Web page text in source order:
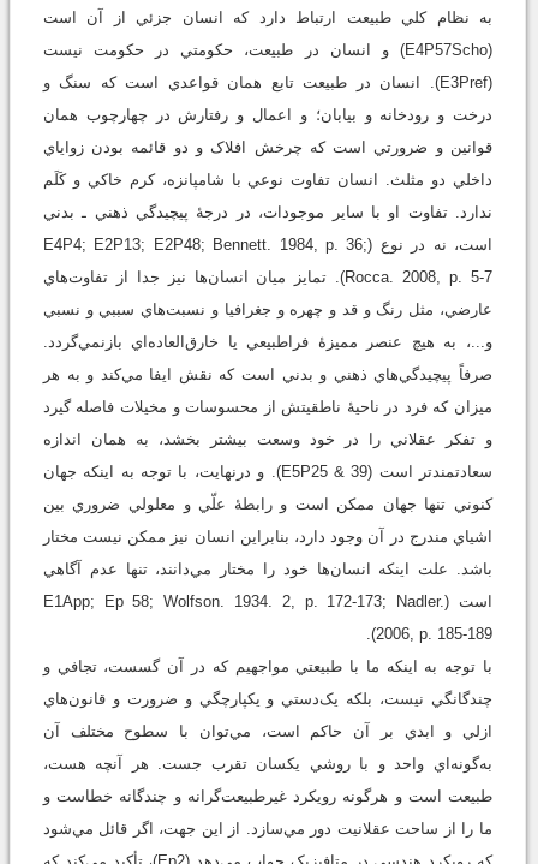
به نظام کلي طبيعت ارتباط دارد که انسان جزئي از آن است
(E4P57Scho) و انسان در طبيعت، حکومتي در حکومت نيست
(E3Pref). انسان در طبيعت تابع همان قواعدي است که سنگ و
درخت و رودخانه و بيابان؛ و اعمال و رفتارش در چهارچوب همان
قوانين و ضرورتي است که چرخش افلاک و دو قائمه بودن زواياي
داخلي دو مثلث. انسان تفاوت نوعي با شامپانزه، کرم خاکي و کَلَم
ندارد. تفاوت او با ساير موجودات، در درجۀ پيچيدگي ذهني ـ بدني
است، نه در نوع (E4P4; E2P13; E2P48; Bennett. 1984, p. 36;
Rocca. 2008, p. 5-7). تمايز ميان انسان‌ها نيز جدا از تفاوت‌هاي
عارضي، مثل رنگ و قد و چهره و جغرافيا و نسبت‌هاي سببي و نسبي
و...، به هيچ عنصر مميزۀ فراطبيعي يا خارق‌العاده‌اي بازنمي‌گردد.
صرفاً پيچيدگي‌هاي ذهني و بدني است که نقش ايفا مي‌کند و به هر
ميزان که فرد در ناحيۀ ناطقيتش از محسوسات و مخيلات فاصله گيرد
و تفکر عقلاني را در خود وسعت بيشتر بخشد، به همان اندازه
سعادتمندتر است (E5P25 & 39). و درنهايت، با توجه به اينکه جهان
کنوني تنها جهان ممکن است و رابطۀ علّي و معلولي ضروري بين
اشياي مندرج در آن وجود دارد، بنابراين انسان نيز ممکن نيست مختار
باشد. علت اينکه انسان‌ها خود را مختار مي‌دانند، تنها عدم آگاهي
است (E1App; Ep 58; Wolfson. 1934. 2, p. 172-173; Nadler.
2006, p. 185-189).
با توجه به اينکه ما با طبيعتي مواجهيم که در آن گسست، تجافي و
چندگانگي نيست، بلکه يک‌دستي و يکپارچگي و ضرورت و قانون‌هاي
ازلي و ابدي بر آن حاکم است، مي‌توان با سطوح مختلف آن
به‌گونه‌اي واحد و با روشي يکسان تقرب جست. هر آنچه هست،
طبيعت است و هرگونه رويکرد غيرطبيعت‌گرانه و چندگانه خطاست و
ما را از ساحت عقلانيت دور مي‌سازد. از اين جهت، اگر قائل مي‌شود